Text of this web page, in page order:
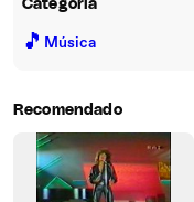
Categoria
🎵 Música
Recomendado